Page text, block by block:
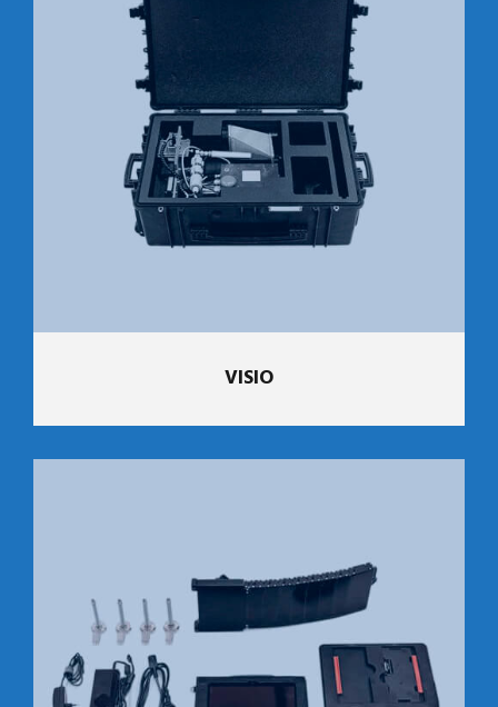
VISIO